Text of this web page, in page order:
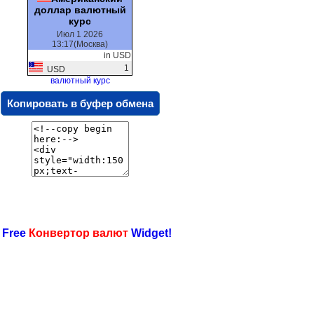
доллар валютный
курс
Июл 1 2026
13:17(Москва)
in USD
USD
1
валютный курс
Копировать в буфер обмена
Конвертор валют Widget!